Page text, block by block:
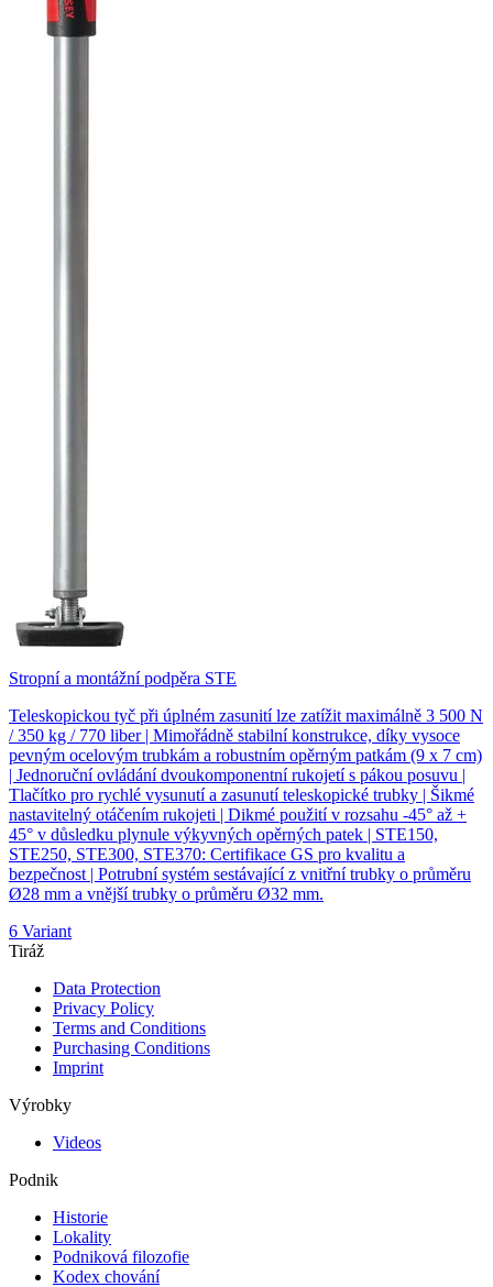
Stropní a montážní podpěra STE
Teleskopickou tyč při úplném zasunití lze zatížit maximálně 3 500 N
/ 350 kg / 770 liber | Mimořádně stabilní konstrukce, díky vysoce
pevným ocelovým trubkám a robustním opěrným patkám (9 x 7 cm)
| Jednoruční ovládání dvoukomponentní rukojetí s pákou posuvu |
Tlačítko pro rychlé vysunutí a zasunutí teleskopické trubky | Šikmé
nastavitelný otáčením rukojeti | Dikmé použití v rozsahu -45° až +
45° v důsledku plynule výkyvných opěrných patek | STE150,
STE250, STE300, STE370: Certifikace GS pro kvalitu a
bezpečnost | Potrubní systém sestávající z vnitřní trubky o průměru
Ø28 mm a vnější trubky o průměru Ø32 mm.
6 Variant
Tiráž
Data Protection
Privacy Policy
Terms and Conditions
Purchasing Conditions
Imprint
Výrobky
Videos
Podnik
Historie
Lokality
Podniková filozofie
Kodex chování